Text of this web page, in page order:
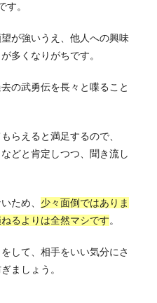
す。
が強いうえ、他人への興味
多くなりがちです。
の武勇伝を長々と喋ること
らえると満足するので、
どと肯定しつつ、聞き流し
ため、 少々面倒ではありま
るよりは全然マシです。
して、相手をいい気分にさ
ましょう。